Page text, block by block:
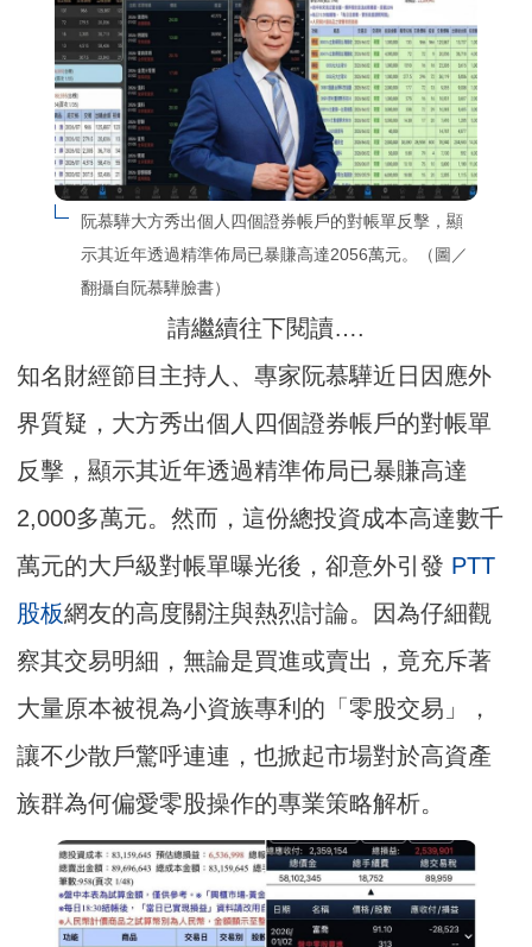
阮慕驊大方秀出個人四個證券帳戶的對帳單反擊，顯
示其近年透過精準佈局已暴賺高達2056萬元。（圖／
翻攝自阮慕驊臉書）
請繼續往下閱讀….
知名財經節目主持人、專家阮慕驊近日因應外
界質疑，大方秀出個人四個證券帳戶的對帳單
反擊，顯示其近年透過精準佈局已暴賺高達
2,000多萬元。然而，這份總投資成本高達數千
萬元的大戶級對帳單曝光後，卻意外引發 PTT
股板網友的高度關注與熱烈討論。因為仔細觀
察其交易明細，無論是買進或賣出，竟充斥著
大量原本被視為小資族專利的「零股交易」，
讓不少散戶驚呼連連，也掀起市場對於高資產
族群為何偏愛零股操作的專業策略解析。